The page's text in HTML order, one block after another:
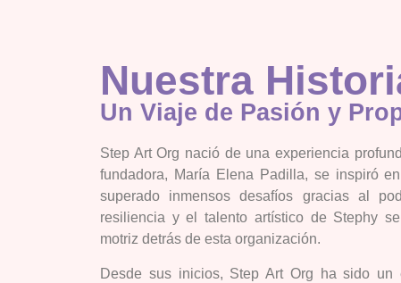
Nuestra
Un Viaje de Pasión y
Step Art Org nació de una experiencia
fundadora, María Elena Padilla, se inspiró
superado inmensos desafíos gracias al
resiliencia y el talento artístico de Stephy
motriz detrás de esta organización.
Desde sus inicios, Step Art Org ha sido un